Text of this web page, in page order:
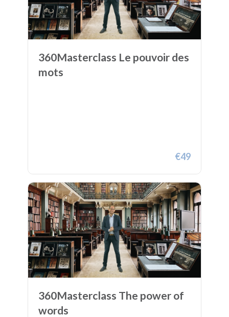
360Masterclass Le pouvoir des
mots
€49
360Masterclass The power of
words